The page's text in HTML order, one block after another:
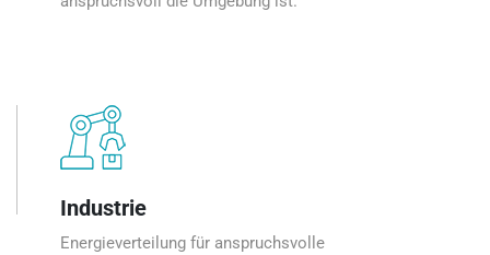
Industrie
Energieverteilung für anspruchsvolle